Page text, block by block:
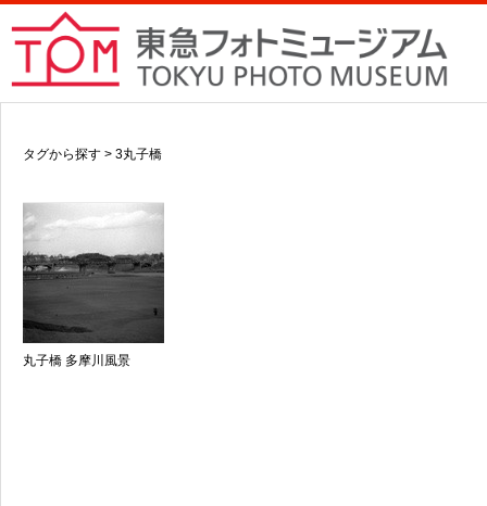
タグから探す > 3丸子橋
丸子橋 多摩川風景